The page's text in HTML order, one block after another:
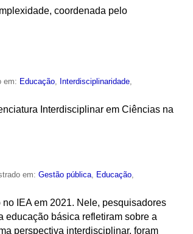
coordenada pelo
em: Educação Interdisciplinaridade
Interdisciplinar em Ciências na
em:Gestão pública, Educação,
IEA em 2021. Nele, pesquisadores
educação básica refletiram sobre a
perspectiva interdisciplinar, foram